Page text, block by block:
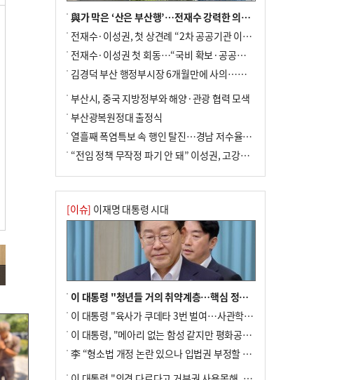
與가 막은 ‘산은 부산행’…전재수 강력한 의지 표명 없인 공염불
전재수·이성권, 첫 상견례 “2차 공공기관 이전 초당 협력”(종합)
전재수·이성권 첫 회동…“국비 확보·공공기관 이전 협력”
김경덕 부산 행정부시장 6개월만에 사의…후임 인선 촉각
부산시, 중국 지방정부와 해양·관광 협력 모색
부산광복원정대 출정식
열흘째 폭염특보 속 행인 탈진…경남 저수율 평년의 절반
“전임 정책 무작정 파기 안 돼” 이성권, 고강도 ‘전재수 견제’ 예고
[이슈] 이재명 대통령 시대
이 대통령 "청년들 거의 취약계층…핵심 정책 재편""
이 대통령 "육사가 쿠데타 3번 벌여…사관학교 통합 신속히 추진"
이 대통령, "메아리 없는 함성 같지만 평화공존책 계속해야"
李 “형소법 개정 논란 있으나 입법권 부정할 만큼은 아냐”(종합)